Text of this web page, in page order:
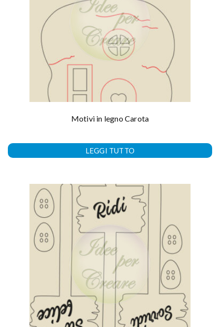
Motivi in legno Carota
LEGGI TUTTO